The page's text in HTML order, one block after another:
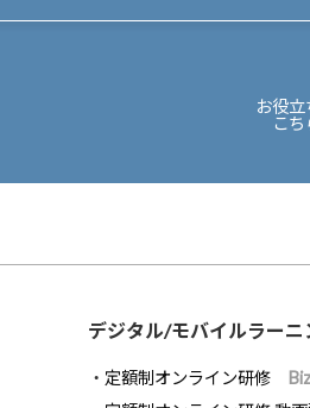
お役
こ
デジタル/モバイルラーニ
定額制オンライン研修